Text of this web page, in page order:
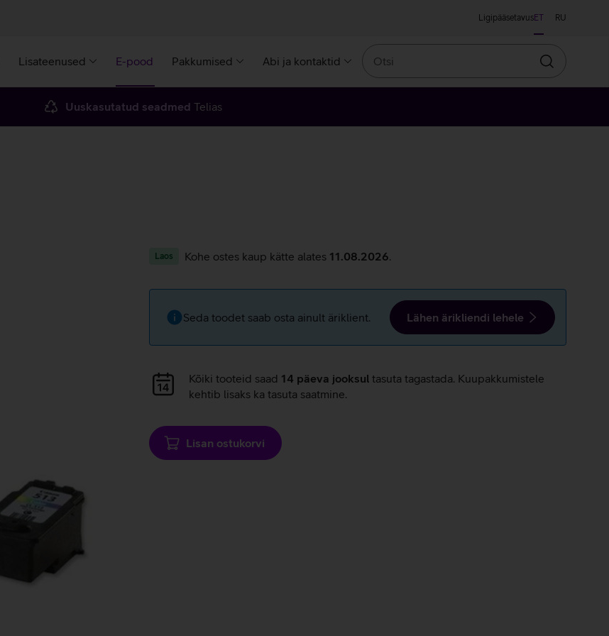
LigipääsetavusET RU
Lisateenused E-pood Pakkumised Abi ja kontaktid
Otsin
Uuskasutatud seadmed Telias
Laos Kohe ostes kaup kätte alates 11.08.2026
Seda toodet saab osta ainult äriklient. Lähen ärikliendi lehele
Andmete
laadimine
Kõiki tooteid saad 14 päeva jooksul tasuta tagastada. Kuupakkumistele
kehtib lisaks ka tasuta saatmine.
Lisan ostukorvi